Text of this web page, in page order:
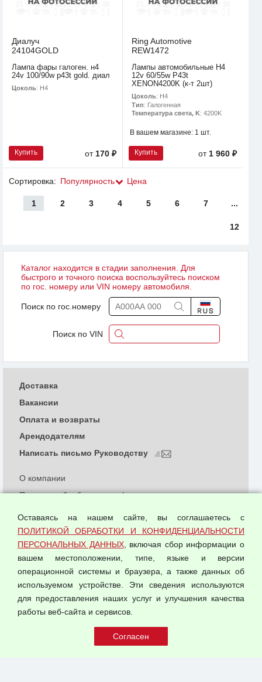
Диалуч
24104GOLD
Лампа фары галоген. н4
24v 100/90w p43t gold. диал
Цоколь: H4
Купить от170 ₽
Ring Automotive
REW1472
Лампы автомобильные H4
12v 60/55w P43t
XENON4200K (к-т 2шт)
Цоколь: H4
Тип: Галогенная
Температура света, K: 4200K
В вашем магазине: 1 шт.
Купить от1 960 ₽
Сортировка: Популярность Цена
1 2 3 4 5 6 7 ...
12
Каталог находится в стадии заполнения. Для
быстрого и точного поиска воспользуйтесь поиском
по гос. номеру или VIN номеру автомобиля.
Поиск по гос.номеру
Поиск по VIN
© 2026 ООО "Феникс"
О компании
Политика обработки и конфиденциальности
Согласием на обработку персональных данных
Оферта оптовой купли-продажи
Публичная оферта
Доставка
Вакансии
Оплата и возвраты
Арендодателям
Написать письмо Руководству
Оставаясь на нашем сайте, вы соглашаетесь с
ПОЛИТИКОЙ ОБРАБОТКИ И КОНФИДЕНЦИАЛЬНОСТИ
ПЕРСОНАЛЬНЫХ ДАННЫХ, включая сбор информации о
вашем местоположении, типе, языке и версии
операционной системы и браузера, а также данных об
используемом устройстве. Эти сведения используются
для предоставления наших услуг и улучшения качества
работы веб-сайта и сервисов.